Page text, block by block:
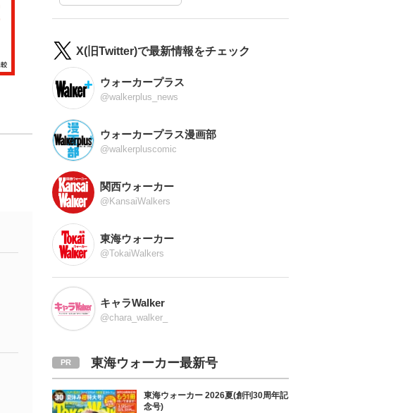
X(旧Twitter)で最新情報をチェック
ウォーカープラス
@walkerplus_news
ウォーカープラス漫画部
@walkerpluscomic
関西ウォーカー
@KansaiWalkers
東海ウォーカー
@TokaiWalkers
キャラWalker
@chara_walker_
東海ウォーカー最新号
東海ウォーカー 2026夏(創刊30周年記
念号)